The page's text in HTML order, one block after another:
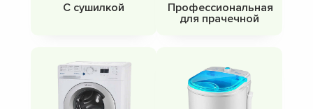
С сушилкой
Профессиональная
для прачечной